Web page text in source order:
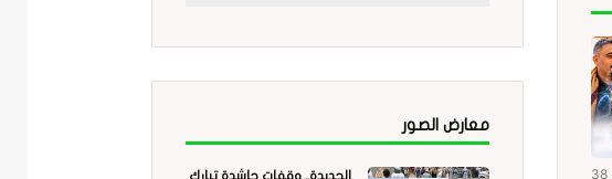
38
معارض الصور
الحديدة.. وقفات حاشدة تبارك